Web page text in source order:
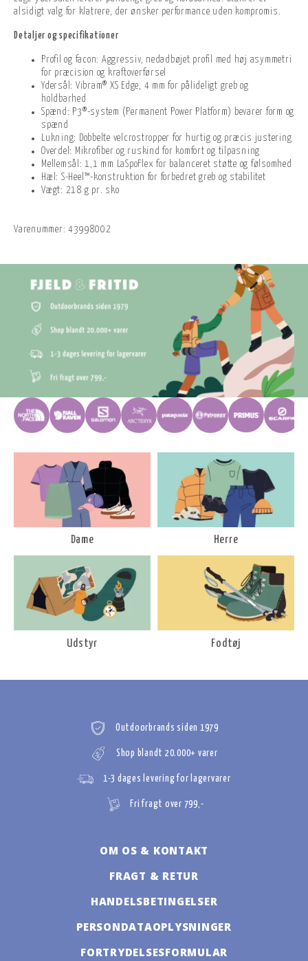
alsidigt valg for klatrere, der ønsker performance uden kompromis.
Detaljer og specifikationer
Profil og facon: Aggressiv, nedadbøjet profil med høj asymmetri
for præcision og kraftoverførsel
Ydersål: Vibram® XS Edge, 4 mm for pålideligt greb og
holdbarhed
Spænd: P3®-system (Permanent Power Platform) bevarer form og
spænd
Lukning: Dobbelte velcrostropper for hurtig og præcis justering
Overdel: Mikrofiber og ruskind for komfort og tilpasning
Mellemsål: 1,1 mm LaSpoFlex for balanceret støtte og følsomhed
Hæl: S-Heel™-konstruktion for forbedret greb og stabilitet
Vægt: 218 g pr. sko
Varenummer: 43998002
Dame Herre
Udstyr Fodtøj
Outdoorbrands siden 1979
Shop blandt 20.000+ varer
1-3 dages levering for lagervarer
Fri fragt over 799,-
OM OS & KONTAKT
FRAGT & RETUR
HANDELSBETINGELSER
PERSONDATAOPLYSNINGER
FORTRYDELSESFORMULAR